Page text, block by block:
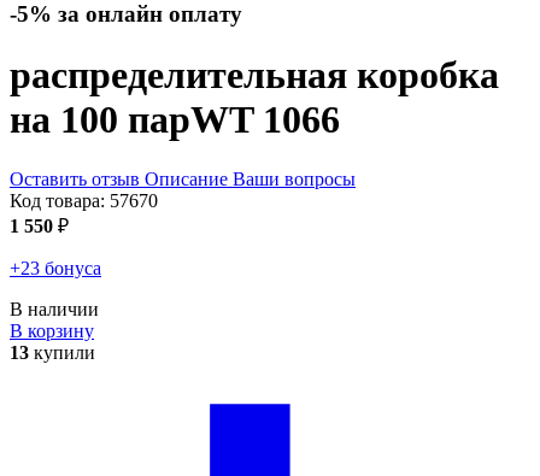
-5% за онлайн оплату
распределительная коробка
на 100 парWT 1066
Оставить отзыв Описание Ваши вопросы
Код товара: 57670
1 550 ₽
+23 бонуса
В наличии
В корзину
13 купили